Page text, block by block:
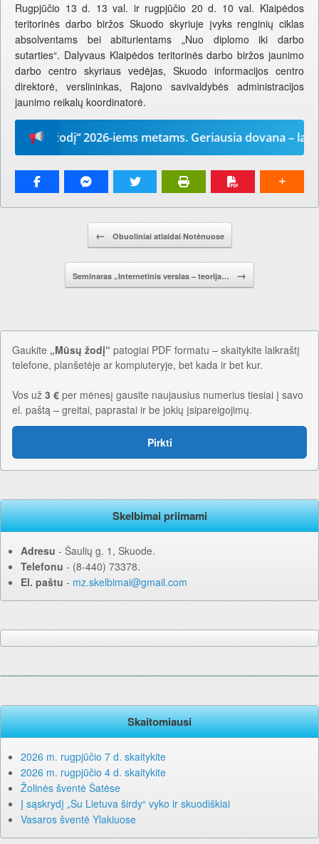
Rugpjūčio 13 d. 13 val. ir rugpjūčio 20 d. 10 val. Klaipėdos
teritorinės darbo biržos Skuodo skyriuje įvyks renginių ciklas
absolventams bei abiturientams „Nuo diplomo iki darbo
sutarties“. Dalyvaus Klaipėdos teritorinės darbo biržos jaunimo
darbo centro skyriaus vedėjas, Skuodo informacijos centro
direktorė, verslininkas, Rajono savivaldybės administracijos
jaunimo reikalų koordinatorė.
žodį“ 2026-iems metams. Geriausia dovana –
← Obuoliniai atlaidai Notėnuose
Seminaras „Internetinis verslas – teorija… →
Gaukite „Mūsų žodį“ patogiai PDF formatu – skaitykite laikraštį
telefone, planšetėje ar kompiuteryje, bet kada ir bet kur.
Vos už 3 € per mėnesį gausite naujausius numerius tiesiai į savo
el. paštą – greitai, paprastai ir be jokių įsipareigojimų.
Pirkti
Skelbimai priimami
Adresu ‐ Šaulių g. 1, Skuode.
Telefonu ‐ (8-440) 73378.
El. paštu ‐ mz.skelbimai@gmail.com
Skaitomiausi
2026 m. rugpjūčio 7 d. skaitykite
2026 m. rugpjūčio 4 d. skaitykite
Žolinės šventė Šatėse
Į sąskrydį „Su Lietuva širdy“ vyko ir skuodiškiai
Vasaros šventė Ylakiuose